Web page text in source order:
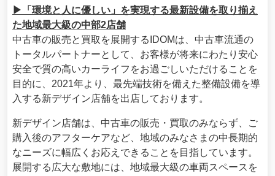
▶「環境と人に優しい」を実現する最新設備を取り揃え
た地域最大級の中部2店舗
中古車の販売と買取を展開するIDOMは、中古車流通の
トータルパートナーとして、お客様が将来にわたり安心
安全で質の高いカーライフをお過ごしいただけることを
目的に、2021年より、最先端技術を備えた整備設備を導
入する新デザイン店舗を出店しております。
新デザイン店舗は、中古車の販売・買取のみならず、ご
購入後のアフターケアなど、地域のみなさまの中長期的
なニーズに幅広くお応えできることを目指しています。
展開する広大な敷地には、地域最大級の車両スペースを